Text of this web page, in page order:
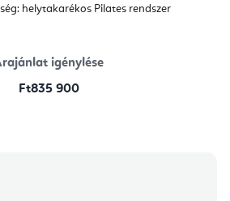
helytakarékos Pilates rendszer
igénylése
Ft835 900